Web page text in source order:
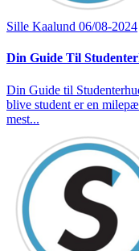
Sille Kaalund 06/08-2024
Din Guide Til
Din Guide til
blive student er en
mest...